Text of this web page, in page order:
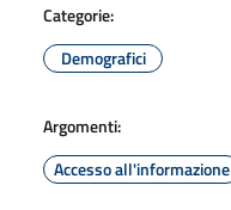
Categorie:
Demografici
Argomenti:
Accesso all'informazione